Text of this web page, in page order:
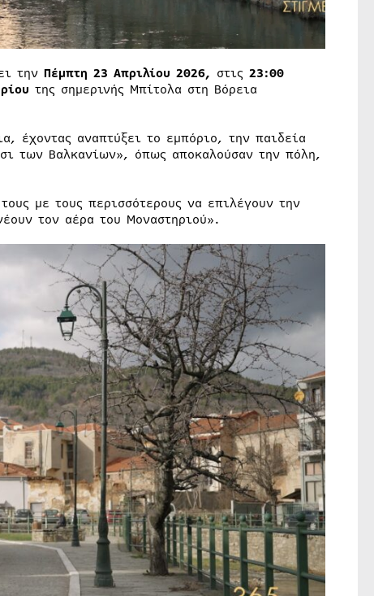
την Πέμπτη 23 Απριλίου 2026, στις 23:00
της σημερινής Μπίτολα στη Βόρεια
έχοντας αναπτύξει το εμπόριο, την παιδεία
των Βαλκανίων», όπως αποκαλούσαν την πόλη,
με τους περισσότερους να επιλέγουν την
τον αέρα του Μοναστηριού».